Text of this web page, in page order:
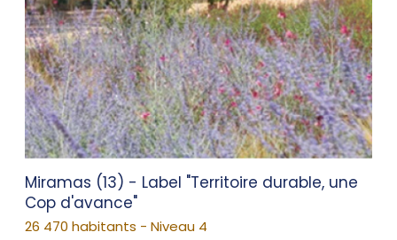
Miramas (13) - Label "Territoire durable, une
Cop d'avance"
26 470 habitants - Niveau 4